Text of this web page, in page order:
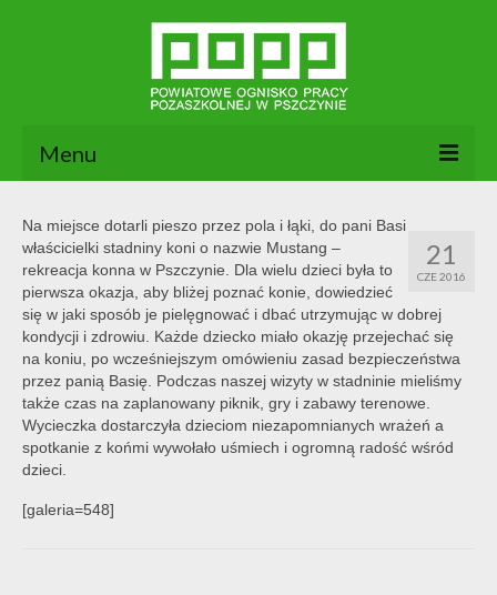
Menu
O nas
Dokumenty POPP
Zajęcia
Kontakt
BIP
21
CZE 2016
Na miejsce dotarli pieszo przez pola i łąki, do pani Basi
właścicielki stadniny koni o nazwie Mustang –
rekreacja konna w Pszczynie. Dla wielu dzieci była to
pierwsza okazja, aby bliżej poznać konie, dowiedzieć
się w jaki sposób je pielęgnować i dbać utrzymując w dobrej
kondycji i zdrowiu. Każde dziecko miało okazję przejechać się
na koniu, po wcześniejszym omówieniu zasad bezpieczeństwa
przez panią Basię. Podczas naszej wizyty w stadninie mieliśmy
także czas na zaplanowany piknik, gry i zabawy terenowe.
Wycieczka dostarczyła dzieciom niezapomnianych wrażeń a
spotkanie z końmi wywołało uśmiech i ogromną radość wśród
dzieci.
[galeria=548]